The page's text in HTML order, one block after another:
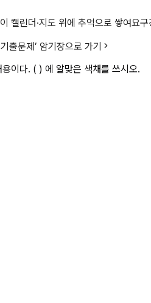
라피에 관한 내
캘린더·지도 위에 추억으로 쌓여요구
출문제’ 암기장으로 가기
이다. ( ) 에 알맞은 색채를 쓰시오.